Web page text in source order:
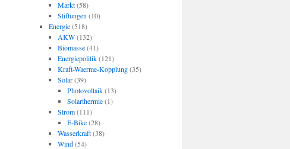
Markt(58)
Stiftungen (10)
Energie(518)
AKW(132)
Biomasse(41)
Energiepolitik(121)
Kraft-Waerme-Kopplung(35)
Solar(39)
Photovoltaik(13)
Solarthermie(1)
Strom(111)
E-Bike(28)
Wasserkraft(38)
Wind(54)